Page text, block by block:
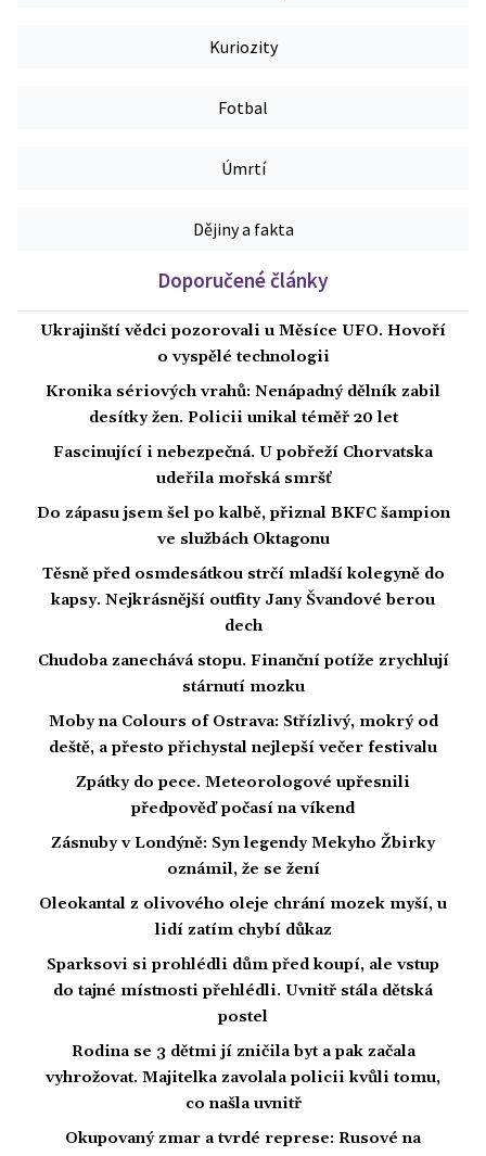
Kuriozity
Fotbal
Úmrtí
Dějiny a fakta
Doporučené články
Ukrajinští vědci pozorovali u Měsíce UFO. Hovoří
o vyspělé technologii
Kronika sériových vrahů: Nenápadný dělník zabil
desítky žen. Policii unikal téměř 20 let
Fascinující i nebezpečná. U pobřeží Chorvatska
udeřila mořská smršť
Do zápasu jsem šel po kalbě, přiznal BKFC šampion
ve službách Oktagonu
Těsně před osmdesátkou strčí mladší kolegyně do
kapsy. Nejkrásnější outfity Jany Švandové berou
dech
Chudoba zanechává stopu. Finanční potíže zrychlují
stárnutí mozku
Moby na Colours of Ostrava: Střízlivý, mokrý od
deště, a přesto přichystal nejlepší večer festivalu
Zpátky do pece. Meteorologové upřesnili
předpověď počasí na víkend
Zásnuby v Londýně: Syn legendy Mekyho Žbirky
oznámil, že se žení
Oleokantal z olivového oleje chrání mozek myší, u
lidí zatím chybí důkaz
Sparksovi si prohlédli dům před koupí, ale vstup
do tajné místnosti přehlédli. Uvnitř stála dětská
postel
Rodina se 3 dětmi jí zničila byt a pak začala
vyhrožovat. Majitelka zavolala policii kvůli tomu,
co našla uvnitř
Okupovaný zmar a tvrdé represe: Rusové na